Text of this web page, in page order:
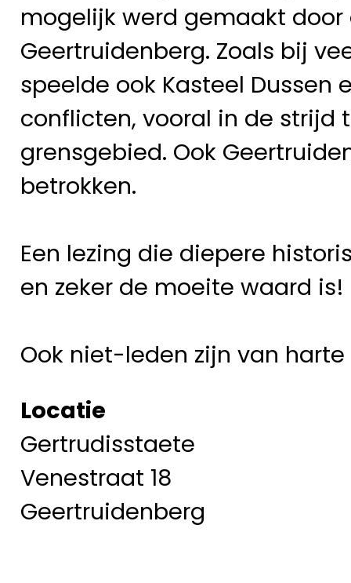
mogelijk werd gemaakt
Geertruidenberg. Zoals bij
speelde ook Kasteel
conflicten, vooral in de strijd
grensgebied. Ook
betrokken.
Een lezing die diepere
en zeker de moeite waard is!
Ook niet-leden zijn van
Locatie
Gertrudisstaete
Venestraat 18
Geertruidenberg